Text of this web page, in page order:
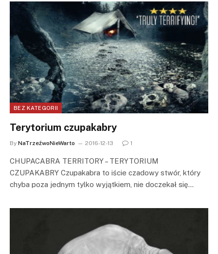
BEZ KATEGORII
Terytorium czupakabry
By NaTrzeźwoNieWarto 2016-12-13 1
CHUPACABRA TERRITORY – TERYTORIUM
CZUPAKABRY Czupakabra to iście czadowy stwór, który
chyba poza jednym tylko wyjątkiem, nie doczekał się…